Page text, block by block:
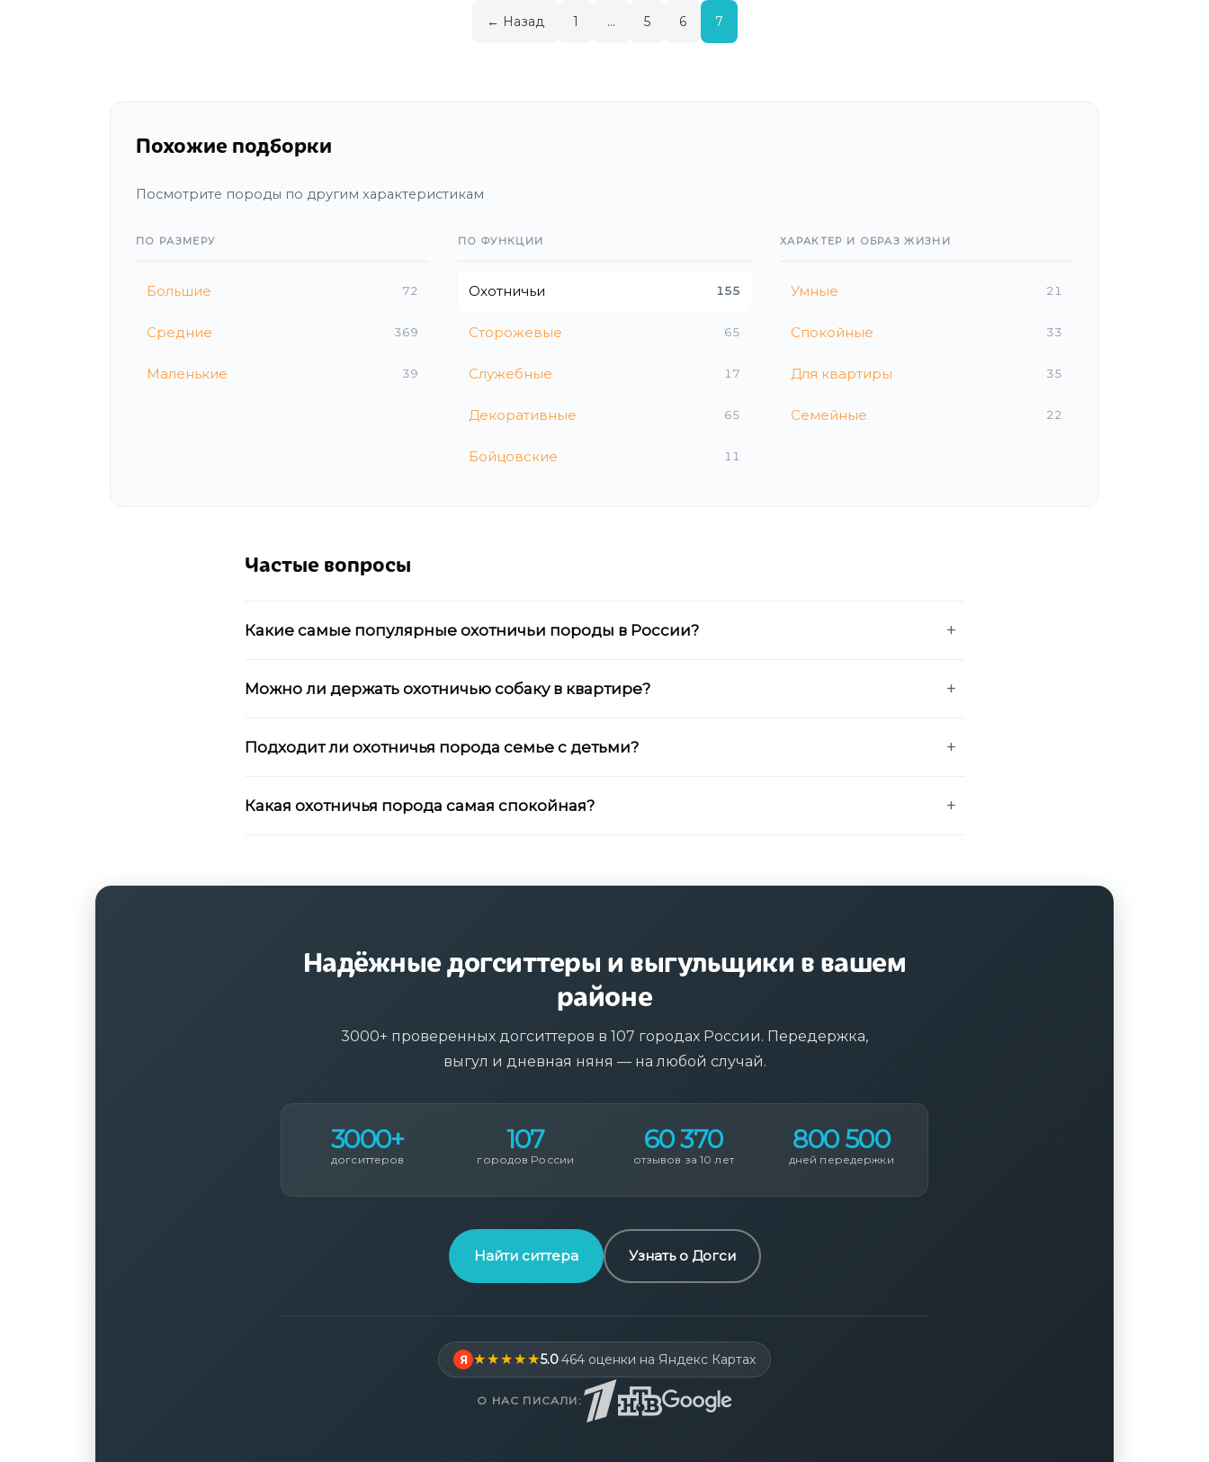
← Назад 1 … 5 6 7
Похожие подборки
Посмотрите породы по другим характеристикам
ПО РАЗМЕРУ
Большие 72
Средние 369
Маленькие 39
ПО ФУНКЦИИ
Охотничьи 155
Сторожевые 65
Служебные 17
Декоративные 65
Бойцовские 11
ХАРАКТЕР И ОБРАЗ ЖИЗНИ
Умные 21
Спокойные 33
Для квартиры 35
Семейные 22
Частые вопросы
Какие самые популярные охотничьи породы в России?
Можно ли держать охотничью собаку в квартире?
Подходит ли охотничья порода семье с детьми?
Какая охотничья порода самая спокойная?
Надёжные догситтеры и выгульщики в вашем
районе
3000+ проверенных догситтеров в 107 городах России. Передержка,
выгул и дневная няня — на любой случай.
3000+
догситтеров
107
городов России
60 370
отзывов за 10 лет
800 500
дней передержки
Найти ситтера Узнать о Догси
Я 5.0·464 оценки на Яндекс Картах
О НАС ПИСАЛИ: